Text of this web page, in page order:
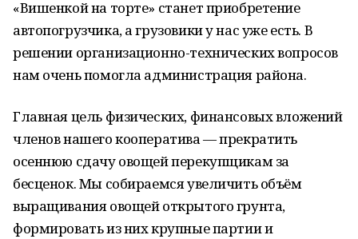
«Вишенкой на торте» станет приобретение
автопогрузчика, а грузовики у нас уже есть. В
решении организационно-технических вопросов
нам очень помогла администрация района.
Главная цель физических, финансовых вложений
членов нашего кооператива — прекратить
осеннюю сдачу овощей перекупщикам за
бесценок. Мы собираемся увеличить объём
выращивания овощей открытого грунта,
формировать из них крупные партии и